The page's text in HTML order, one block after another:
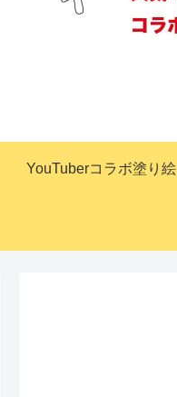
YouTuberコラボ塗り絵